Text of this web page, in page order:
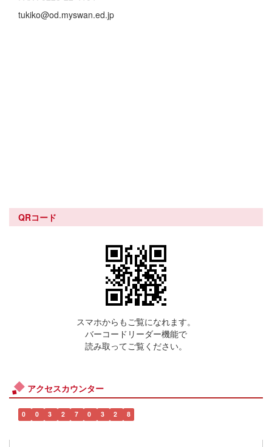
tukiko@od.myswan.ed.jp
QRコード
スマホからもご覧になれます。
バーコードリーダー機能で
読み取ってご覧ください。
アクセスカウンター
0 0 3 2 7 0 3 2 8